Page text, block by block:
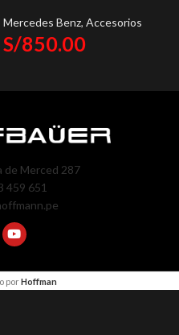
Mercedes Benz, Accesorios
S/850.00
de Merced 287
459 651
porHoffman